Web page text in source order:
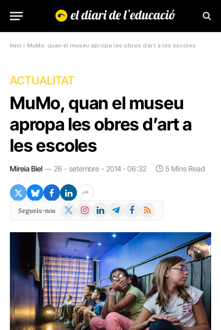
Inici » MuMo, quan el museu apropa les obres d’art a les escoles
ACTUALITAT
MuMo, quan el museu
apropa les obres d’art a
les escoles
Mireia Biel 26 - setembre - 2014 · 06:32 5 Mins Read
Segueix-nos
X
Instagram
LinkedInTelegramFacebook
RSS